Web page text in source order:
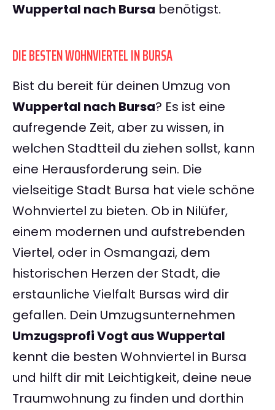
Wuppertal nach Bursa benötigst.
DIE BESTEN WOHNVIERTEL IN BURSA
Bist du bereit für deinen Umzug von
Wuppertal nach Bursa? Es ist eine
aufregende Zeit, aber zu wissen, in
welchen Stadtteil du ziehen sollst, kann
eine Herausforderung sein. Die
vielseitige Stadt Bursa hat viele schöne
Wohnviertel zu bieten. Ob in Nilüfer,
einem modernen und aufstrebenden
Viertel, oder in Osmangazi, dem
historischen Herzen der Stadt, die
erstaunliche Vielfalt Bursas wird dir
gefallen. Dein Umzugsunternehmen
Umzugsprofi Vogt aus Wuppertal
kennt die besten Wohnviertel in Bursa
und hilft dir mit Leichtigkeit, deine neue
Traumwohnung zu finden und dorthin